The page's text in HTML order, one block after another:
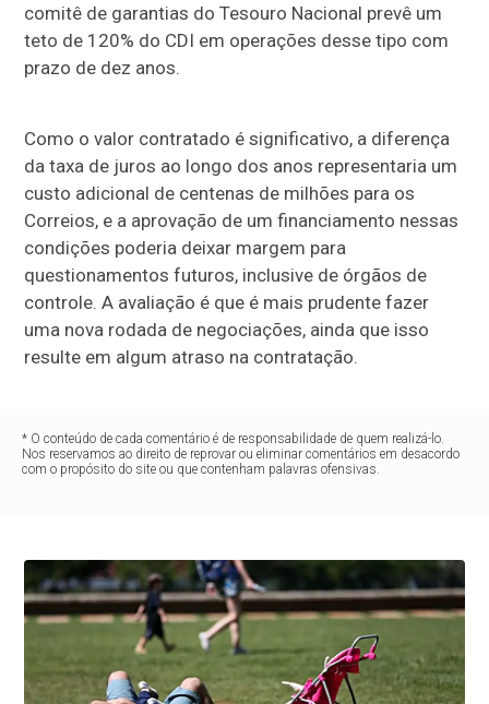
comitê de garantias do Tesouro Nacional prevê um
teto de 120% do CDI em operações desse tipo com
prazo de dez anos.
Como o valor contratado é significativo, a diferença
da taxa de juros ao longo dos anos representaria um
custo adicional de centenas de milhões para os
Correios, e a aprovação de um financiamento nessas
condições poderia deixar margem para
questionamentos futuros, inclusive de órgãos de
controle. A avaliação é que é mais prudente fazer
uma nova rodada de negociações, ainda que isso
resulte em algum atraso na contratação.
* O conteúdo de cada comentário é de responsabilidade de quem realizá-lo.
Nos reservamos ao direito de reprovar ou eliminar comentários em desacordo
com o propósito do site ou que contenham palavras ofensivas.